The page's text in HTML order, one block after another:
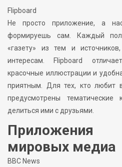
Flipboard
Не просто приложение, а
формируешь сам. Каждый
«газету» из тем и
интересам. Flipboard
красочные иллюстрации и
приятным. Для тех, кто любит
предусмотрены тематические
делиться ими с друзьями.
мировых медиа
BBC News